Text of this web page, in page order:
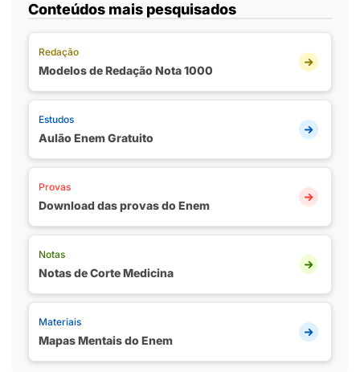
Conteúdos mais pesquisados
Redação
Modelos de Redação Nota 1000
Estudos
Aulão Enem Gratuito
Provas
Download das provas do Enem
Notas
Notas de Corte Medicina
Materiais
Mapas Mentais do Enem